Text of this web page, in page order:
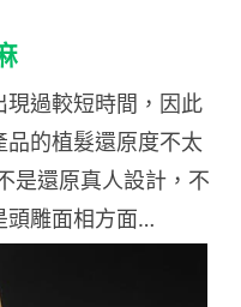
過較短時間，因此
的植髮還原度不太
是還原真人設計，不
頭雕面相方面…